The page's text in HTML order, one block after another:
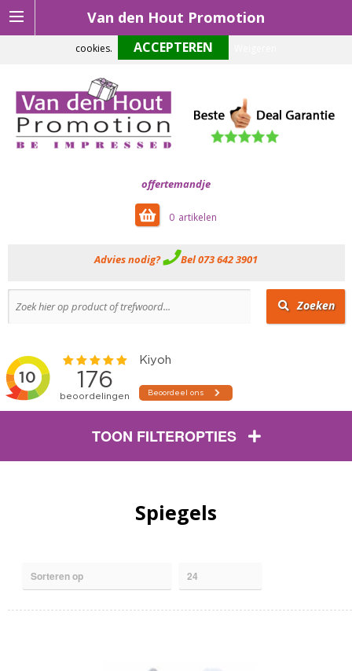
Van den Hout Promotion
offertemandje
0
Advies nodig? Bel 073 642 3901
Zoeken
TOON FILTEROPTIES
Spiegels
Om onze website optimaal te laten functioneren maken wij gebruik van
cookies.